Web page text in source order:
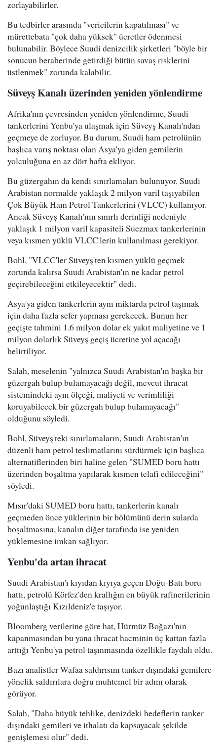
zorlayabilirler.
Bu tedbirler arasında "vericilerin kapatılması" ve
mürettebata "çok daha yüksek" ücretler ödenmesi
bulunabilir. Böylece Suudi denizcilik şirketleri "böyle bir
sonucun beraberinde getirdiği bütün savaş risklerini
üstlenmek" zorunda kalabilir.
Süveyş Kanalı üzerinden yeniden yönlendirme
Afrika'nın çevresinden yeniden yönlendirme, Suudi
tankerlerini Yenbu'ya ulaşmak için Süveyş Kanalı'ndan
geçmeye de zorluyor. Bu durum, Suudi ham petrolünün
başlıca varış noktası olan Asya'ya giden gemilerin
yolculuğuna en az dört hafta ekliyor.
Bu güzergahın da kendi sınırlamaları bulunuyor. Suudi
Arabistan normalde yaklaşık 2 milyon varil taşıyabilen
Çok Büyük Ham Petrol Tankerlerini (VLCC) kullanıyor.
Ancak Süveyş Kanalı'nın sınırlı derinliği nedeniyle
yaklaşık 1 milyon varil kapasiteli Suezmax tankerlerinin
veya kısmen yüklü VLCC'lerin kullanılması gerekiyor.
Bohl, "VLCC'ler Süveyş'ten kısmen yüklü geçmek
zorunda kalırsa Suudi Arabistan'ın ne kadar petrol
geçirebileceğini etkileyecektir" dedi.
Asya'ya giden tankerlerin aynı miktarda petrol taşımak
için daha fazla sefer yapması gerekecek. Bunun her
geçişte tahmini 1.6 milyon dolar ek yakıt maliyetine ve 1
milyon dolarlık Süveyş geçiş ücretine yol açacağı
belirtiliyor.
Salah, meselenin "yalnızca Suudi Arabistan'ın başka bir
güzergah bulup bulamayacağı değil, mevcut ihracat
sistemindeki aynı ölçeği, maliyeti ve verimliliği
koruyabilecek bir güzergah bulup bulamayacağı"
olduğunu söyledi.
Bohl, Süveyş'teki sınırlamaların, Suudi Arabistan'ın
düzenli ham petrol teslimatlarını sürdürmek için başlıca
alternatiflerinden biri haline gelen "SUMED boru hattı
üzerinden boşaltma yapılarak kısmen telafi edileceğini"
söyledi.
Mısır'daki SUMED boru hattı, tankerlerin kanalı
geçmeden önce yüklerinin bir bölümünü derin sularda
boşaltmasına, kanalın diğer tarafında ise yeniden
yüklemesine imkan sağlıyor.
Yenbu'da artan ihracat
Suudi Arabistan'ı kıyıdan kıyıya geçen Doğu-Batı boru
hattı, petrolü Körfez'den krallığın en büyük rafinerilerinin
yoğunlaştığı Kızıldeniz'e taşıyor.
Bloomberg verilerine göre hat, Hürmüz Boğazı'nın
kapanmasından bu yana ihracat hacminin üç kattan fazla
arttığı Yenbu'ya petrol taşınmasında özellikle faydalı oldu.
Bazı analistler Wafaa saldırısını tanker dışındaki gemilere
yönelik saldırılara doğru muhtemel bir adım olarak
görüyor.
Salah, "Daha büyük tehlike, denizdeki hedeflerin tanker
dışındaki gemileri ve ithalatı da kapsayacak şekilde
genişlemesi olur" dedi.